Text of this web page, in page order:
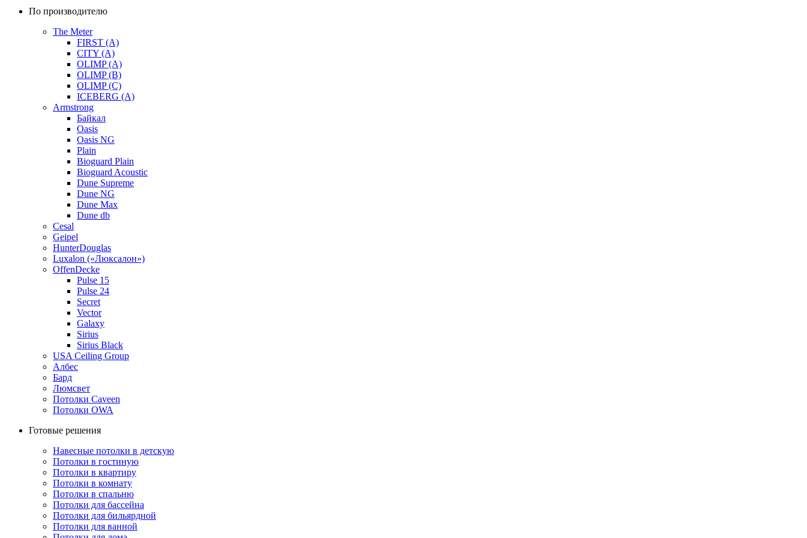
По производителю
The Meter
FIRST (A)
CITY (A)
OLIMP (A)
OLIMP (B)
OLIMP (C)
ICEBERG (A)
Armstrong
Байкал
Oasis
Oasis NG
Plain
Bioguard Plain
Bioguard Acoustic
Dune Supreme
Dune NG
Dune Max
Dune db
Cesal
Geipel
HunterDouglas
Luxalon («Люксалон»)
OffenDecke
Pulse 15
Pulse 24
Secret
Vector
Galaxy
Sirius
Sirius Black
USA Ceiling Group
Албес
Бард
Люмсвет
Потолки Caveen
Потолки OWA
Готовые решения
Навесные потолки в детскую
Потолки в гостиную
Потолки в квартиру
Потолки в комнату
Потолки в спальню
Потолки для бассейна
Потолки для бильярдной
Потолки для ванной